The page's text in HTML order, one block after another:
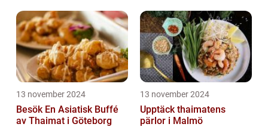
13 november 2024
Besök En Asiatisk Buffé
av Thaimat i Göteborg
13 november 2024
Upptäck thaimatens
pärlor i Malmö